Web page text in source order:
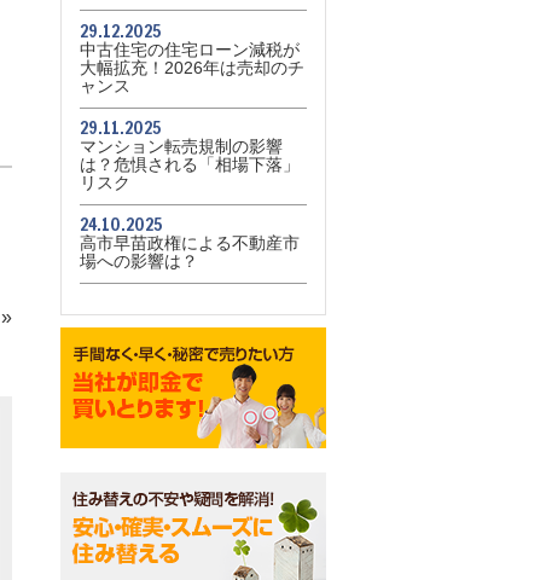
»
29.12.2025
中古住宅の住宅ローン減税が
大幅拡充！2026年は売却のチ
ャンス
29.11.2025
マンション転売規制の影響
は？危惧される「相場下落」
リスク
24.10.2025
高市早苗政権による不動産市
場への影響は？